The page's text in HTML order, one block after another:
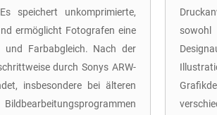
speichert unkomprimierte,
ermöglicht Fotografen eine
und Farbabgleich. Nach der
durch Sonys ARW-
insbesondere bei älteren
sowohl